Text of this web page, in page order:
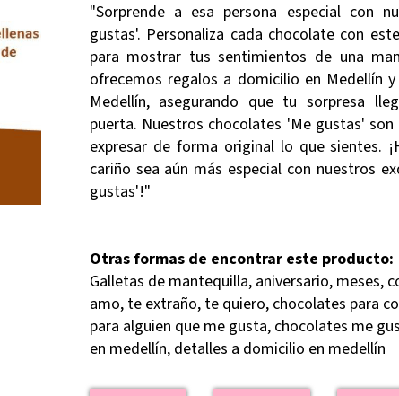
"Sorprende a esa persona especial con
gustas'. Personaliza cada chocolate con
para mostrar tus sentimientos de una
ofrecemos regalos a domicilio en Medellín
Medellín, asegurando que tu sorpresa
puerta. Nuestros chocolates 'Me gustas'
expresar de forma original lo que sientes.
cariño sea aún más especial con nuestros
gustas'!"
Otras formas de encontrar este producto:
Galletas de mantequilla, aniversario, meses,
amo, te extraño, te quiero, chocolates para
para alguien que me gusta, chocolates me
en medellín, detalles a domicilio en medellín